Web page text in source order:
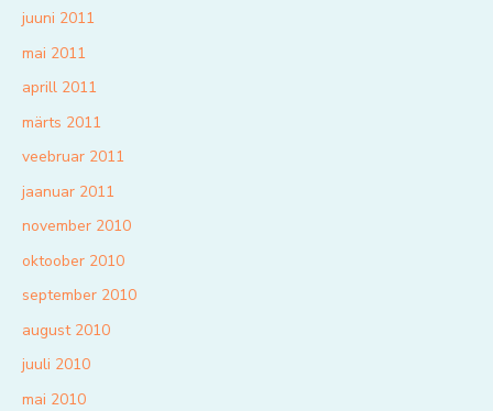
juuni 2011
mai 2011
aprill 2011
märts 2011
veebruar 2011
jaanuar 2011
november 2010
oktoober 2010
september 2010
august 2010
juuli 2010
mai 2010